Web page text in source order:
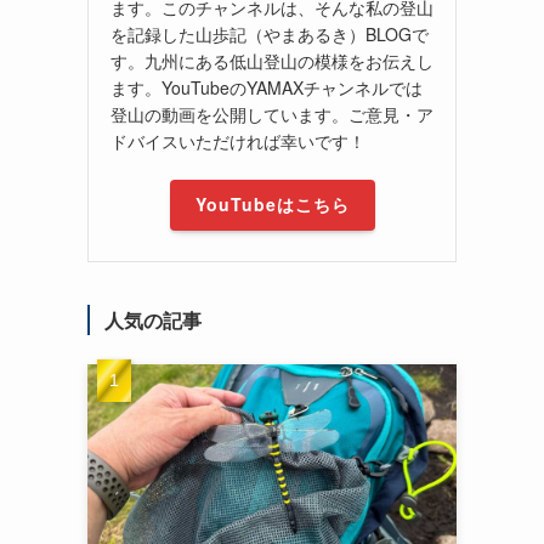
ます。このチャンネルは、そんな私の登山
を記録した山歩記（やまあるき）BLOGで
す。九州にある低山登山の模様をお伝えし
ます。YouTubeのYAMAXチャンネルでは
登山の動画を公開しています。ご意見・ア
ドバイスいただければ幸いです！
YouTubeはこちら
人気の記事